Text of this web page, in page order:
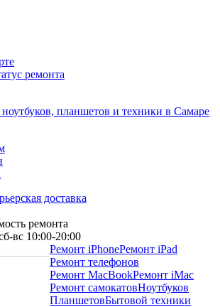
ремонта
планшетов и техники в Самаре
доставка
ремонта
вс 10:00-20:00
Ремонт iPhoneРемонт iPad
Ремонт телефонов
Ремонт MacBookРемонт iMac
Ремонт самокатовНоутбуков
ПланшетовБытовой техники